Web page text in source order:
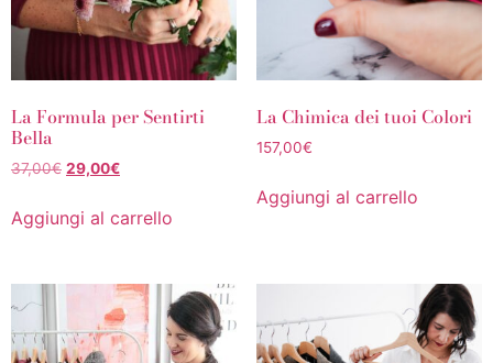
La Formula per Sentirti
Bella
37,00€ 29,00€
Aggiungi al carrello
La Chimica dei tuoi Colori
157,00€
Aggiungi al carrello